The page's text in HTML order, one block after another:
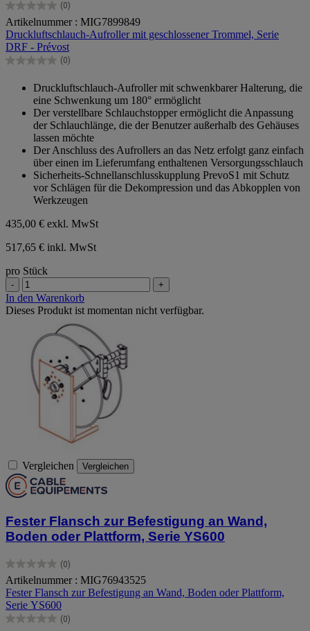
(0)
0.0
von
5
Sternen.
Artikelnummer : MIG7899849
Druckluftschlauch-Aufroller mit geschlossener Trommel, Serie
DRF - Prévost
(0)
0.0
Sternen.
Druckluftschlauch-Aufroller mit schwenkbarer Halterung, die
eine Schwenkung um 180° ermöglicht
Der verstellbare Schlauchstopper ermöglicht die Anpassung
der Schlauchlänge, die der Benutzer außerhalb des Gehäuses
lassen möchte
Der Anschluss des Aufrollers an das Netz erfolgt ganz einfach
über einen im Lieferumfang enthaltenen Versorgungsschlauch
Sicherheits-Schnellanschlusskupplung PrevoS1 mit Schutz
vor Schlägen für die Dekompression und das Abkopplen von
Werkzeugen
435,00 € exkl. MwSt
517,65 € inkl. MwSt
pro Stück
- +
In den Warenkorb
Dieses Produkt ist momentan nicht verfügbar.
Vergleichen Vergleichen
Fester Flansch zur Befestigung an Wand,
Boden oder Plattform, Serie YS600
(0)
0.0
von
5
Sternen.
Artikelnummer : MIG76943525
Fester Flansch zur Befestigung an Wand, Boden oder Plattform,
Serie YS600
(0)
0.0